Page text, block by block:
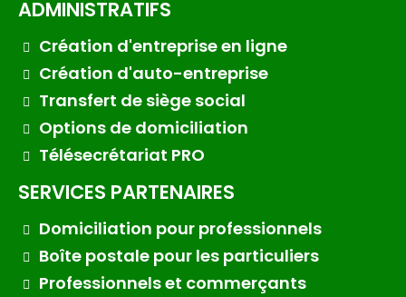
ADMINISTRATIFS
Création d'entreprise en ligne
Création d'auto-entreprise
Transfert de siège social
Options de domiciliation
Télésecrétariat PRO
SERVICES PARTENAIRES
Domiciliation pour professionnels
Boîte postale pour les particuliers
Professionnels et commerçants